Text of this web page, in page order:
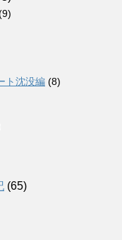
ト沈没編 (8)
(65)